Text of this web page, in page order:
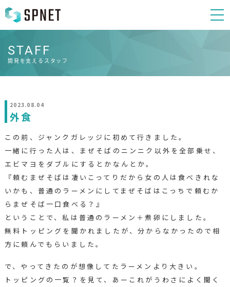
STAFF
開発を支えるスタッフ
2023.08.04
外食
この前、ジャンクガレッジに初めて行きました。
一緒に行った人は、まぜそばのニンニク以外を全部乗せ、
エビマヨをダブルにするとかなんとか。
『頼むまぜそばは凄いこってりだから女の人は食べきれな
いかも、普通のラーメンにしてまぜそばはこっちで頼むか
らまぜそば一口食べる？』
ということで、私は普通のラーメン＋煮卵にしました。
無料トッピングを聞かれましたが、分からなかったので相
方に頼んでもらいました。
で、やってきたのが想像してたラーメンより大きい。
トッピングの一覧？を見て、あーこれがうわさによく聞く